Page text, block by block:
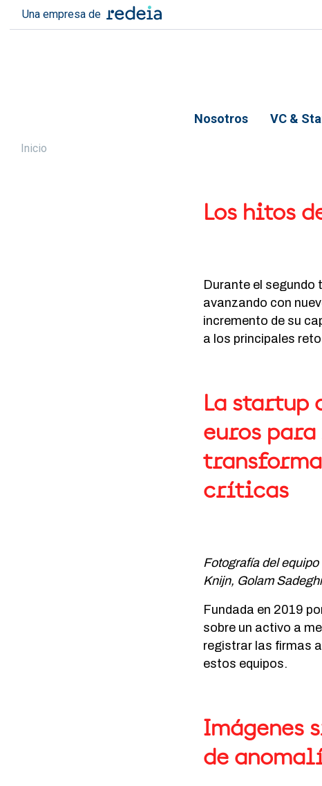
Pasar al contenido principal
Una empresa de
Nosotros VC &
Sobrescribir enlaces de
Inicio
Los hitos
Durante el segundo
avanzando con
incremento de su
a los principales
La startup
euros
críticas
Fotografía del
Knijn, Golam
Fundada en 2019
sobre un activo a
registrar las firmas
estos equipos.
Imágenes
de